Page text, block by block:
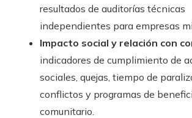
resultados de auditorías técnicas
independientes para empresas
Impacto social y relación con
indicadores de cumplimiento de
sociales, quejas, tiempo de
conflictos y programas de
comunitario.